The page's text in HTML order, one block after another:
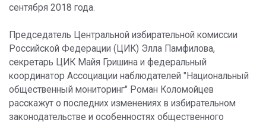
сентября 2018 года.
Председатель Центральной избирательной комиссии
Российской Федерации (ЦИК) Элла Памфилова,
секретарь ЦИК Майя Гришина и федеральный
координатор Ассоциации наблюдателей "Национальный
общественный мониторинг" Роман Коломойцев
расскажут о последних изменениях в избирательном
законодательстве и особенностях общественного